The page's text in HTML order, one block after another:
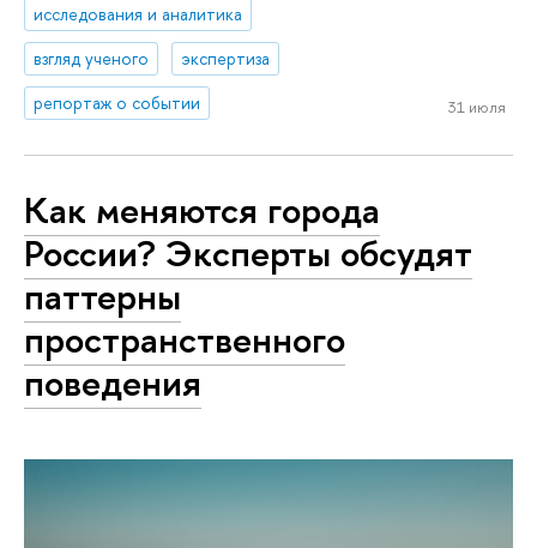
исследования и аналитика
взгляд ученого
экспертиза
репортаж о событии
31 июля
Как меняются города
России? Эксперты обсудят
паттерны
пространственного
поведения